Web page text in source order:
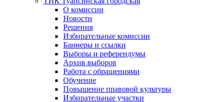
О комиссии
Новости
Решения
Избирательные комиссии
Баннеры и ссылки
Выборы и референдумы
Архив выборов
Работа с обращениями
Обучение
Повышение правовой культуры
Избирательные участки